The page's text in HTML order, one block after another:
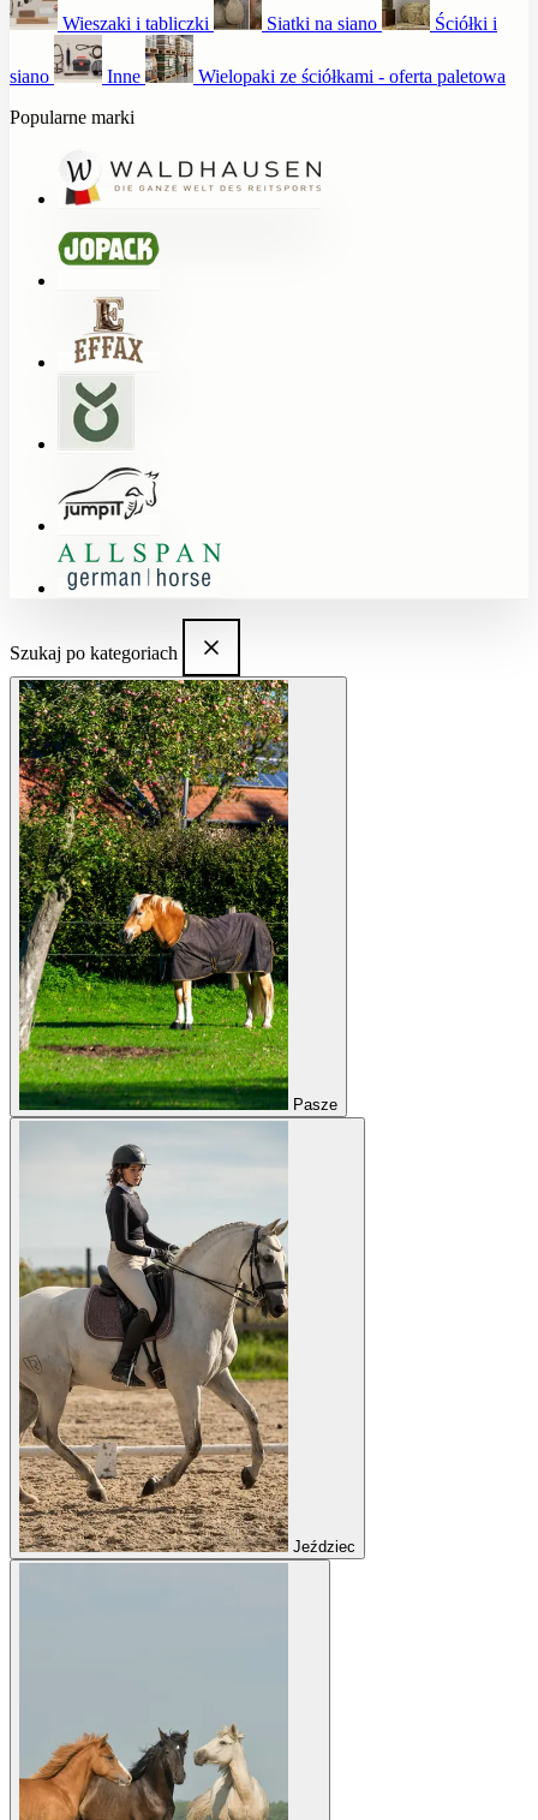
Wieszaki i tabliczki Siatki na siano Ściółki i
siano Inne
Wielopaki ze ściółkami - oferta paletowa
Popularne marki
Szukaj po kategoriach
Pasze
Jeździec